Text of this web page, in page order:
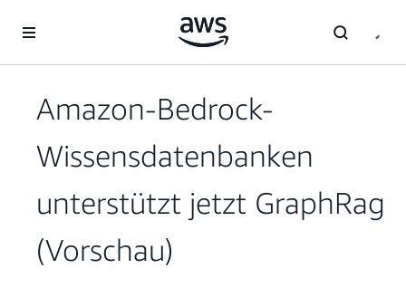
Überspringen zum Hauptinhalt
Amazon-Bedrock-
Wissensdatenbanken
unterstützt jetzt GraphRag
(Vorschau)